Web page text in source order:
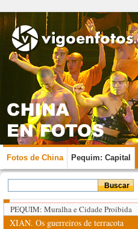
Fotos de China Pequim: Capital
PEQUIM: Muralha e Cidade Proibida
XIAN. Os guerreiros de terracota